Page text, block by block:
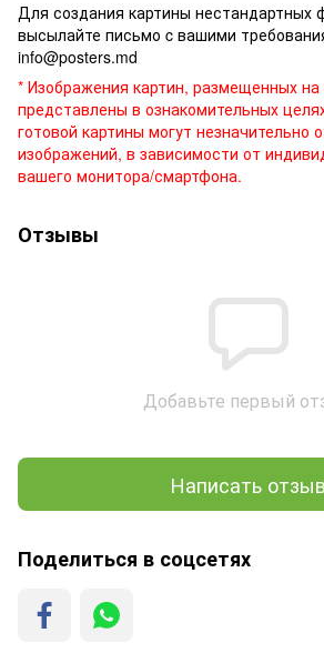
Для создания картины нестандартных
высылайте письмо c вашими
info@posters.md
* Изображения картин, размещенных на
представлены в ознакомительных
готовой картины могут незначительно
изображений, в зависимости от
вашего монитора/смартфона.
Отзывы
Добавьте первый
Написать отзыв
Поделиться в соцсетях